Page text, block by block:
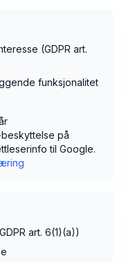
(GDPR art.
funksjonalitet
på
til Google.
art. 6(1)(a))